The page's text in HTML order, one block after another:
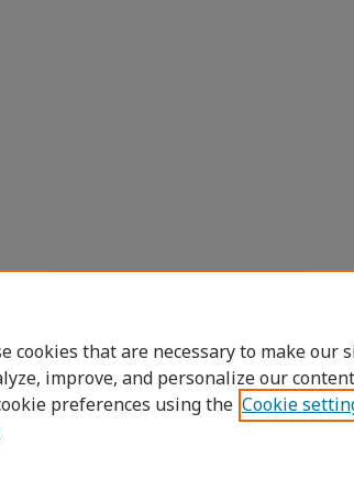
cookies that are necessary to make our
improve, and personalize our
preferences using the Cookie